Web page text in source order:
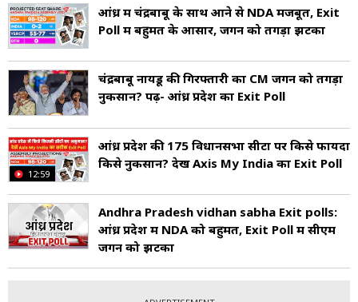
आंध्र में चंद्रबाबू के साथ आने से NDA मजबूत, Exit
Poll में बहुमत के आसार, जगन को तगड़ा झटका
चंद्रबाबू नायडू की गिरफ्तारी का CM जगन को तगड़ा
नुकसान? पढ़ें- आंध्र प्रदेश का Exit Poll
12:59
आंध्र प्रदेश की 175 विधानसभा सीटों पर क‍िसे फायदा
क‍िसे नुकसान? देखें Axis My India का Exit Poll
Andhra Pradesh vidhan sabha Exit polls:
आंध्र प्रदेश में NDA को बहुमत, Exit Poll में सीएम
जगन को झटका